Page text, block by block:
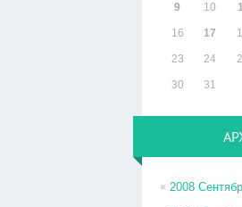
9 10
16 17
23 24
30 31
2008